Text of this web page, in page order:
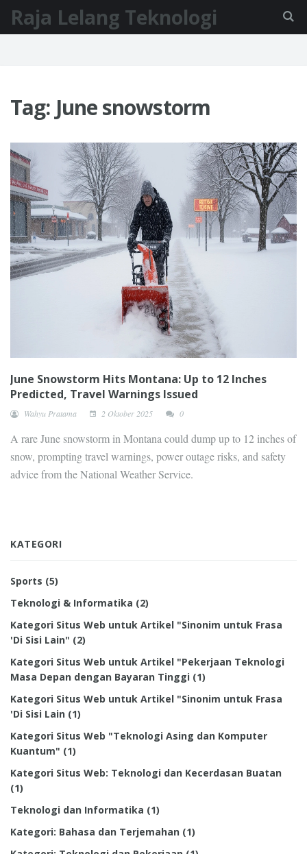
Raja Lelang Teknologi
Tag: June snowstorm
June Snowstorm Hits Montana: Up to 12 Inches
Predicted, Travel Warnings Issued
Wahyu Pratama 2 Oktober 2025 0
A rare June snowstorm in Montana could dump up to 12 inches of
snow, prompting travel warnings, power outage risks, and safety
advice from the National Weather Service.
KATEGORI
Sports (5)
Teknologi & Informatika (2)
Kategori Situs Web untuk Artikel "Sinonim untuk Frasa
'Di Sisi Lain" (2)
Kategori Situs Web untuk Artikel "Pekerjaan Teknologi
Masa Depan dengan Bayaran Tinggi (1)
Kategori Situs Web untuk Artikel "Sinonim untuk Frasa
'Di Sisi Lain (1)
Kategori Situs Web "Teknologi Asing dan Komputer
Kuantum" (1)
Kategori Situs Web: Teknologi dan Kecerdasan Buatan
(1)
Teknologi dan Informatika (1)
Kategori: Bahasa dan Terjemahan (1)